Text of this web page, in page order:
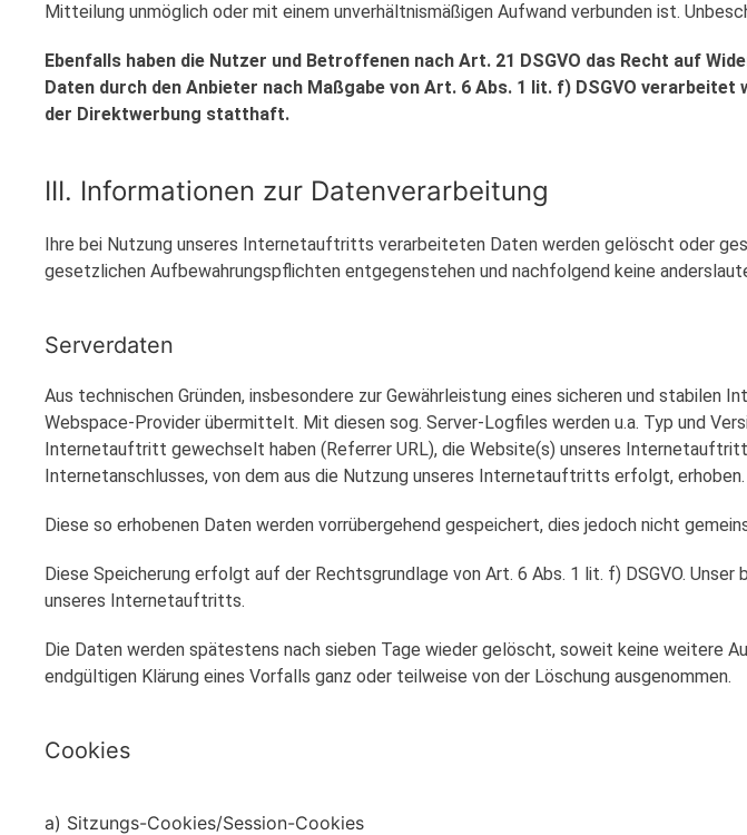
Mitteilung unmöglich oder mit einem unverhältnismäßigen Aufwand verbunden ist.
Ebenfalls haben die Nutzer und Betroffenen nach Art. 21 DSGVO das Recht auf
Daten durch den Anbieter nach Maßgabe von Art. 6 Abs. 1 lit. f) DSGVO
der Direktwerbung statthaft.
III. Informationen zur Datenverarbeitung
Ihre bei Nutzung unseres Internetauftritts verarbeiteten Daten werden gelöscht oder
gesetzlichen Aufbewahrungspflichten entgegenstehen und nachfolgend keine
Serverdaten
Aus technischen Gründen, insbesondere zur Gewährleistung eines sicheren und
Webspace-Provider übermittelt. Mit diesen sog. Server-Logfiles werden u.a. Typ und
Internetauftritt gewechselt haben (Referrer URL), die Website(s) unseres
Internetanschlusses, von dem aus die Nutzung unseres Internetauftritts erfolgt, erhoben.
Diese so erhobenen Daten werden vorrübergehend gespeichert, dies jedoch nicht
Diese Speicherung erfolgt auf der Rechtsgrundlage von Art. 6 Abs. 1 lit. f) DSGVO.
unseres Internetauftritts.
Die Daten werden spätestens nach sieben Tage wieder gelöscht, soweit keine weitere
endgültigen Klärung eines Vorfalls ganz oder teilweise von der Löschung ausgenommen.
Cookies
a) Sitzungs-Cookies/Session-Cookies